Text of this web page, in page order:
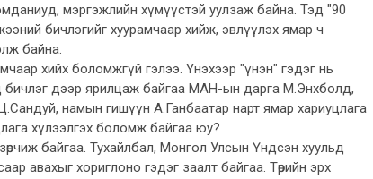
мэргэжлийн хүмүүстэй уулзаж байна. Тэд "90
бичлэгийг хуурамчаар хийж, эвлүүлэх ямар ч
байна.
хийх боломжгүй гэлээ. Үнэхээр "үнэн" гэдэг нь
дээр ярилцаж байгаа МАН-ын дарга М.Энхболд,
намын гишүүн А.Ганбаатар нарт ямар хариуцлага
хүлээлгэх боломж байгаа юу?
байгаа. Тухайлбал, Монгол Улсын Үндсэн хуульд
авахыг хориглоно гэдэг заалт байгаа. Төрийн эрх